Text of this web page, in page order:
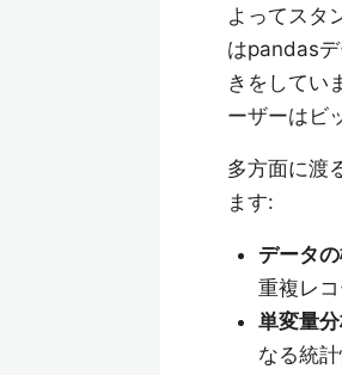
よってスタ
はpandas
きをしてい
ーザーはビ
多方面に渡
ます:
データ
重複レ
単変量
なる統